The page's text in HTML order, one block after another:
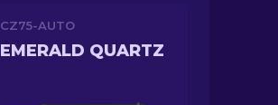
CZ75-AUTO
EMERALD QUARTZ